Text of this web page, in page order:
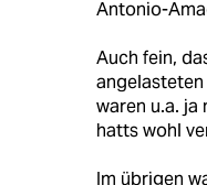
Antonio-
Auch fein,
waren u.a. ja
hatts wohl
Im übrigen